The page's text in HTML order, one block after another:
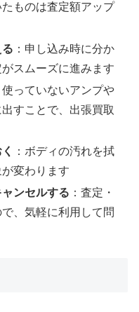
ものは査定額アップ
：申し込み時に分か
スムーズに進みます
使っていないアンプや
すことで、出張買取
：ボディの汚れを拭
変わります
ンセルする ：査定・
、気軽に利用して問